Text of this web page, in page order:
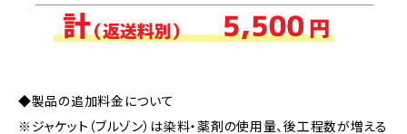
◆製品の追加料金について
※ジャケット（ブルゾン）は染料・薬剤の使用量、後工程数が増える